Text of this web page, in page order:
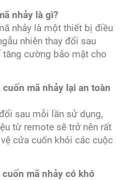
nhảy là gì?
nhảy là một thiết bị điều
nhiên thay đổi sau
cường bảo mật cho
mã nhảy lại an toàn
sau mỗi lần sử dụng,
từ remote sẽ trở nên rất
cửa cuốn khỏi các cuộc
mã nhảy có khó